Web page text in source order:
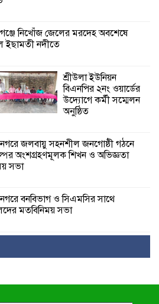
নিখোঁজ জেলের মরদেহ অবশেষে
ইছামতী নদীতে
শ্রীউলা ইউনিয়ন
বিএনপির ২নং ওয়ার্ডের
উদ্যোগে কর্মী সম্মেলন
অনুষ্ঠিত
জলবায়ু সহনশীল জনগোষ্ঠী গঠনে
অংশগ্রহণমূলক শিখন ও অভিজ্ঞতা
সভা
বনবিভাগ ও সিএমসির সাথে
মতবিনিময় সভা